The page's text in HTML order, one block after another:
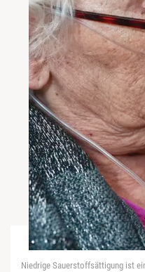
Niedrige Sauerstoffsättigung ist